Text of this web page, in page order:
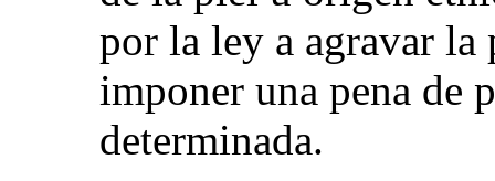
por la ley a agravar la
imponer una pena de
determinada.